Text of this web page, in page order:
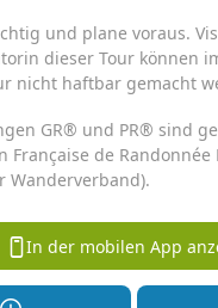
und plane voraus.
dieser Tour können
nicht haftbar gemacht
GR® und PR® sind
Française de Randonnée
Wanderverband).
In der mobilen App